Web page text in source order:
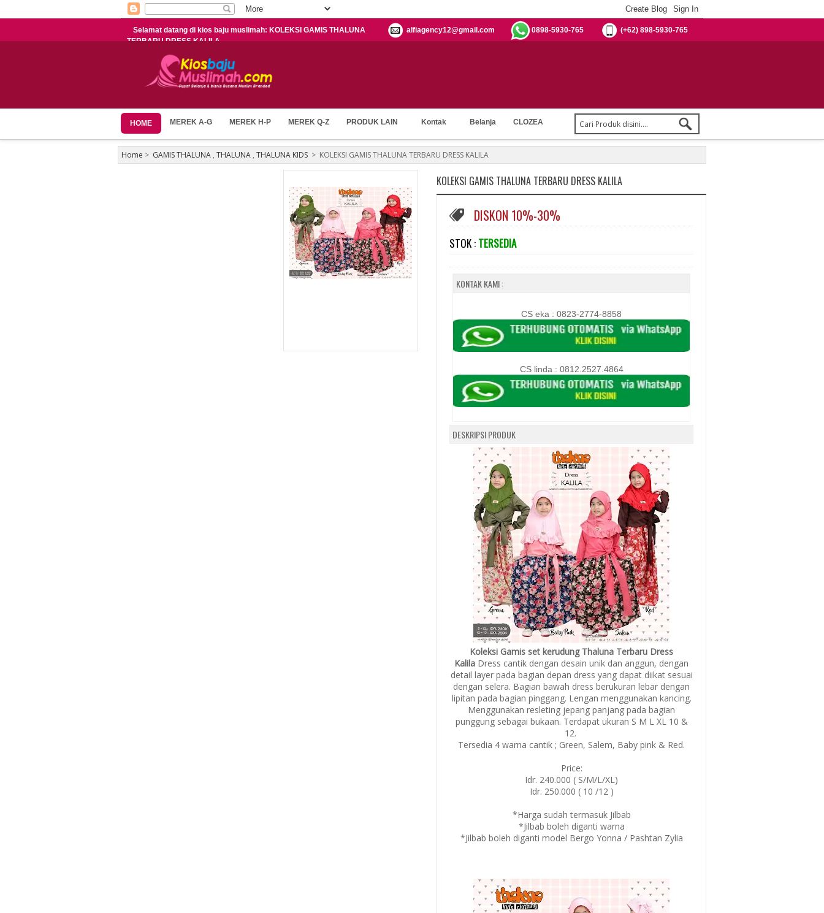
Selamat datang di kios baju muslimah: KOLEKSI GAMIS THALUNA
TERBARU DRESS KALILA
(+62) 898-5930-765
0898-5930-765
alfiagency12@gmail.com
HOME MEREK A-G MEREK H-P MEREK Q-Z PRODUK LAIN Kontak Belanja CLOZEA
Home > GAMIS THALUNA , THALUNA , THALUNA KIDS > KOLEKSI GAMIS THALUNA TERBARU DRESS KALILA
KOLEKSI GAMIS THALUNA TERBARU DRESS KALILA
DISKON 10%-30%
STOK : TERSEDIA
KONTAK KAMI :
CS eka : 0823-2774-8858
CS linda : 0812.2527.4864
DESKRIPSI PRODUK
Koleksi Gamis set kerudung Thaluna Terbaru Dress
Kalila Dress cantik dengan desain unik dan anggun, dengan
detail layer pada bagian depan dress yang dapat diikat sesuai
dengan selera. Bagian bawah dress berukuran lebar dengan
lipitan pada bagian pinggang. Lengan menggunakan kancing.
Menggunakan resleting jepang panjang pada bagian
punggung sebagai bukaan. Terdapat ukuran S M L XL 10 &
12.
Tersedia 4 warna cantik ; Green, Salem, Baby pink & Red.
Price:
Idr. 240.000 ( S/M/L/XL)
Idr. 250.000 ( 10 /12 )
*Harga sudah termasuk Jilbab
*Jilbab boleh diganti warna
*Jilbab boleh diganti model Bergo Yonna / Pashtan Zylia